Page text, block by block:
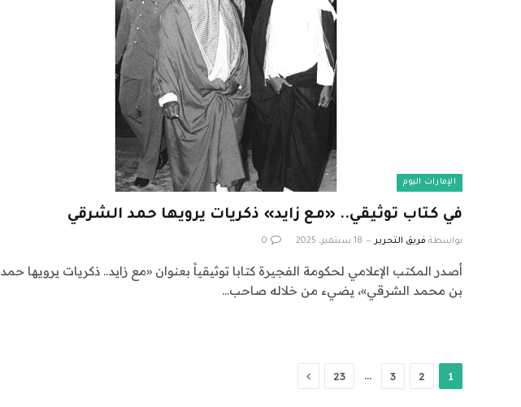
الإمارات اليوم
في كتاب توثيقي.. «مع زايد» ذكريات يرويها حمد الشرقي
بواسطة فريق التحرير 18 سبتمبر، 2025 0
أصدر المكتب الإعلامي لحكومة الفجيرة كتابا توثيقياً بعنوان «مع زايد.. ذكريات يرويها حمد
بن محمد الشرقي»، يضيء من خلاله صاحب…
1
2
3
…
23 التالي